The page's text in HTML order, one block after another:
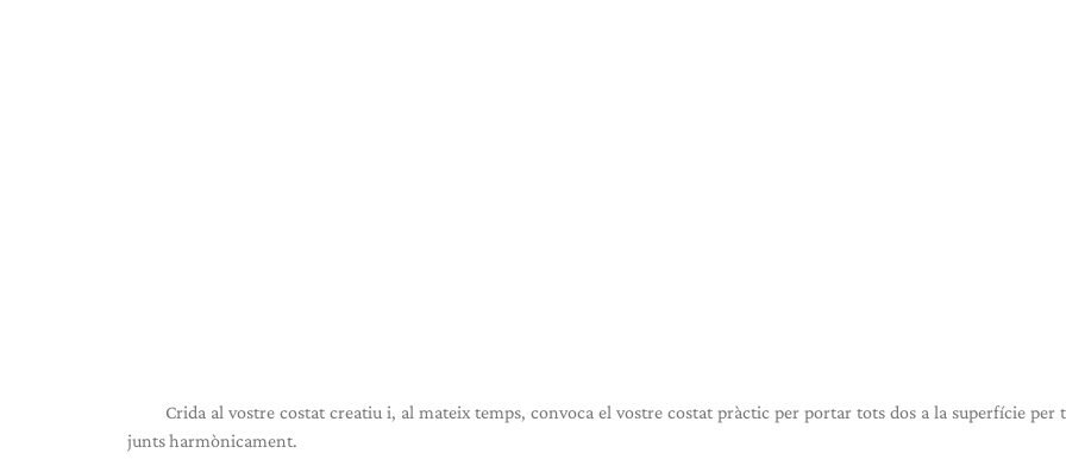
Crida al vostre costat creatiu i, al mateix temps, convoca el vostre costat pràctic per portar tots dos a la superfície per
junts harmònicament.